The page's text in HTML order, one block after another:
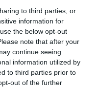
to third parties, or
information for
the below opt-out
note that after your
continue seeing
information utilized by
to third parties prior to
out of the further